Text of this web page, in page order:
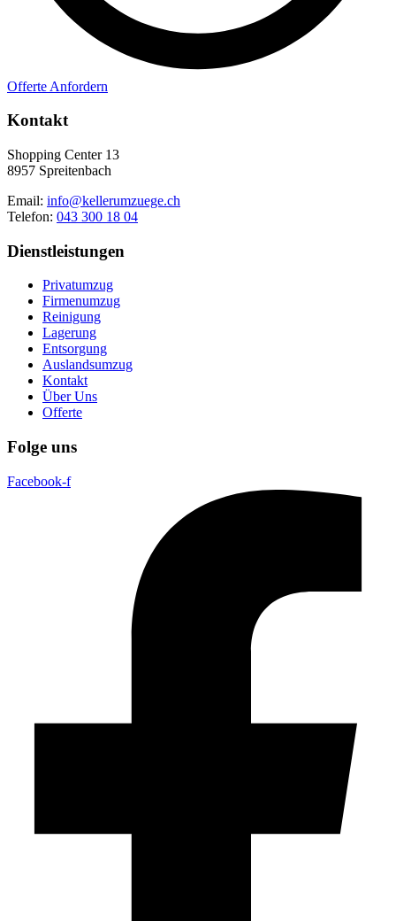
Offerte Anfordern
Kontakt
Shopping Center 13
8957 Spreitenbach
Email: info@kellerumzuege.ch
Telefon: 043 300 18 04
Dienstleistungen
Privatumzug
Firmenumzug
Reinigung
Lagerung
Entsorgung
Auslandsumzug
Kontakt
Über Uns
Offerte
Folge uns
Facebook-f